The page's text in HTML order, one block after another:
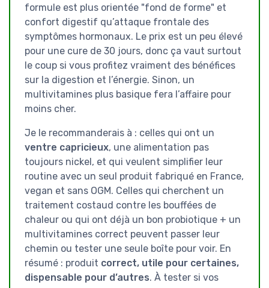
formule est plus orientée "fond de forme" et
confort digestif qu’attaque frontale des
symptômes hormonaux. Le prix est un peu élevé
pour une cure de 30 jours, donc ça vaut surtout
le coup si vous profitez vraiment des bénéfices
sur la digestion et l’énergie. Sinon, un
multivitamines plus basique fera l’affaire pour
moins cher.
Je le recommanderais à : celles qui ont un
ventre capricieux, une alimentation pas
toujours nickel, et qui veulent simplifier leur
routine avec un seul produit fabriqué en France,
vegan et sans OGM. Celles qui cherchent un
traitement costaud contre les bouffées de
chaleur ou qui ont déjà un bon probiotique + un
multivitamines correct peuvent passer leur
chemin ou tester une seule boîte pour voir. En
résumé : produit correct, utile pour certaines,
dispensable pour d’autres. À tester si vos